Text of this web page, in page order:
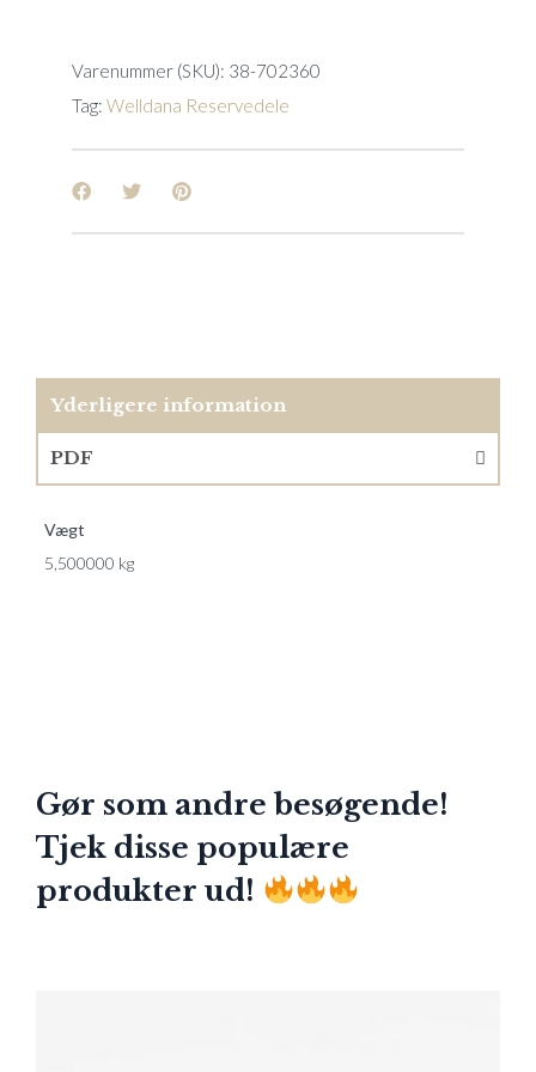
Varenummer (SKU): 38-702360
Tag: Welldana Reservedele
Yderligere information
PDF
Vægt
5,500000 kg
Gør som andre besøgende!
Tjek disse populære
produkter ud!